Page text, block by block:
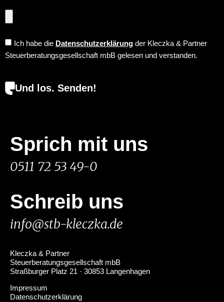
Ich habe die Datenschutzerklärung der Kleczka & Partner
Steuerberatungsgesellschaft mbB gelesen und verstanden.
Und los. Senden!
Sprich mit uns
0511 72 53 49-0
Schreib uns
info@stb-kleczka.de
Kleczka & Partner
Steuerberatungsgesellschaft mbB
Straßburger Platz 21 · 30853 Langenhagen
Impressum
Datenschutzerklärung